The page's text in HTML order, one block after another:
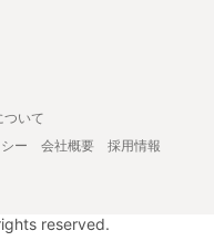
ついて
ー 会社概要
採用情報
reserved.